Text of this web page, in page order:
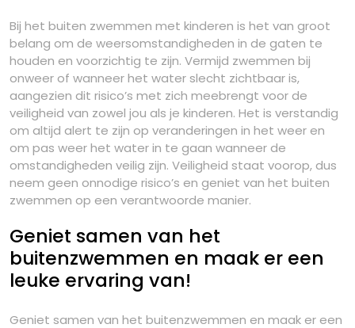
Bij het buiten zwemmen met kinderen is het van groot
belang om de weersomstandigheden in de gaten te
houden en voorzichtig te zijn. Vermijd zwemmen bij
onweer of wanneer het water slecht zichtbaar is,
aangezien dit risico’s met zich meebrengt voor de
veiligheid van zowel jou als je kinderen. Het is verstandig
om altijd alert te zijn op veranderingen in het weer en
om pas weer het water in te gaan wanneer de
omstandigheden veilig zijn. Veiligheid staat voorop, dus
neem geen onnodige risico’s en geniet van het buiten
zwemmen op een verantwoorde manier.
Geniet samen van het
buitenzwemmen en maak er een
leuke ervaring van!
Geniet samen van het buitenzwemmen en maak er een